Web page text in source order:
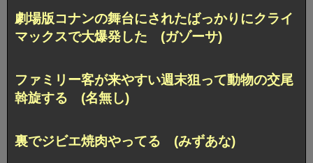
劇場版コナンの舞台にされたばっかりにクライ
マックスで大爆発した (ガゾーサ)
ファミリー客が来やすい週末狙って動物の交尾
斡旋する (名無し)
裏でジビエ焼肉やってる (みずあな)